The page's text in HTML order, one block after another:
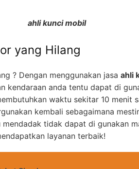
ahli kunci mobil
yang Hilang
? Dengan menggunakan jasa ahli
kendaraan anda tentu dapat di
waktu sekitar 10 menit
kembali sebagaimana
tidak dapat di gunakan
layanan terbaik!